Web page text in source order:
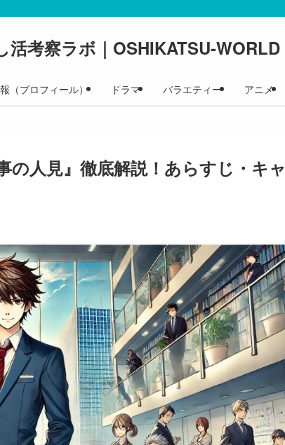
活考察ラボ｜OSHIKATSU-WORLD
（プロフィール） ドラマ バラエティー アニメ
の人見』徹底解説！あらすじ・キャ